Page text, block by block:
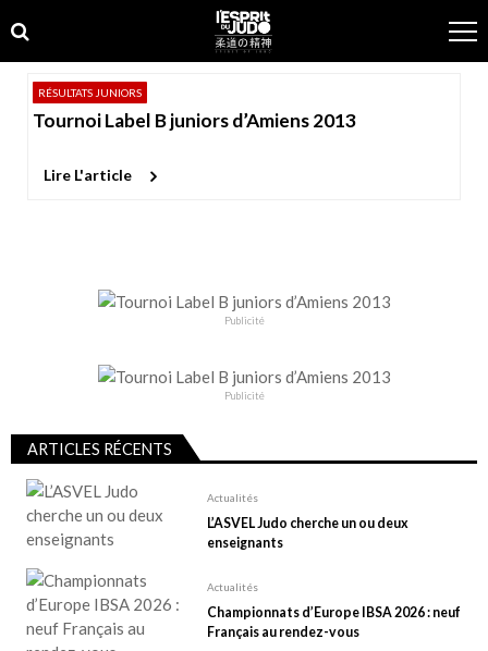
to
navigation
to
content
RÉSULTATS JUNIORS
Tournoi Label B juniors d’Amiens 2013
Lire L'article
Publicité
Publicité
ARTICLES RÉCENTS
Actualités
L’ASVEL Judo cherche un ou deux
enseignants
Actualités
Championnats d’Europe IBSA 2026 : neuf
Français au rendez-vous